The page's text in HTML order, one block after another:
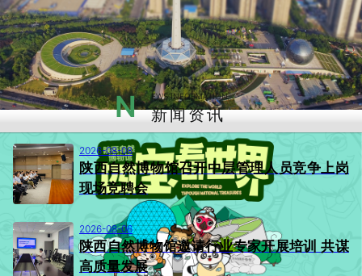
N EWS INFORMATION
新闻资讯
2026-08-08
陕西自然博物馆召开中层管理人员竞争上岗
现场竞聘会
2026-08-06
陕西自然博物馆邀请行业专家开展培训 共谋
高质量发展